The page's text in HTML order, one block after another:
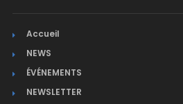
Accueil
NEWS
ÉVÉNEMENTS
NEWSLETTER